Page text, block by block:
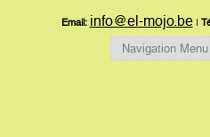
Email: info@el-mojo.be|